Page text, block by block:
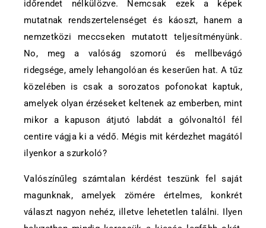
időrendet nélkülözve. Nemcsak ezek a képek
mutatnak rendszertelenséget és káoszt, hanem a
nemzetközi meccseken mutatott teljesítményünk.
No, meg a valóság szomorú és mellbevágó
ridegsége, amely lehangolóan és keserűen hat. A tűz
közelében is csak a sorozatos pofonokat kaptuk,
amelyek olyan érzéseket keltenek az emberben, mint
mikor a kapuson átjutó labdát a gólvonaltól fél
centire vágja ki a védő. Mégis mit kérdezhet magától
ilyenkor a szurkoló?
Valószínűleg számtalan kérdést teszünk fel saját
magunknak, amelyek zömére értelmes, konkrét
választ nagyon nehéz, illetve lehetetlen találni. Ilyen